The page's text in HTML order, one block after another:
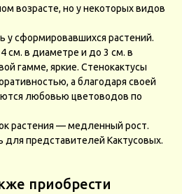
возрасте, но у некоторых видов
у сформировавшихся растений.
см. в диаметре и до 3 см. в
гамме, яркие. Стенокактусы
а благодаря своей
любовью цветоводов по
растения — медленный рост.
для представителей Кактусовых.
приобрести